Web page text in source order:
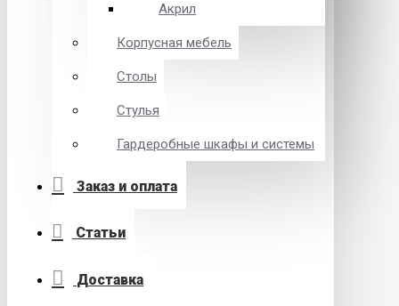
Акрил
Корпусная мебель
Столы
Стулья
Гардеробные шкафы и системы
Заказ и оплата
Статьи
Доставка